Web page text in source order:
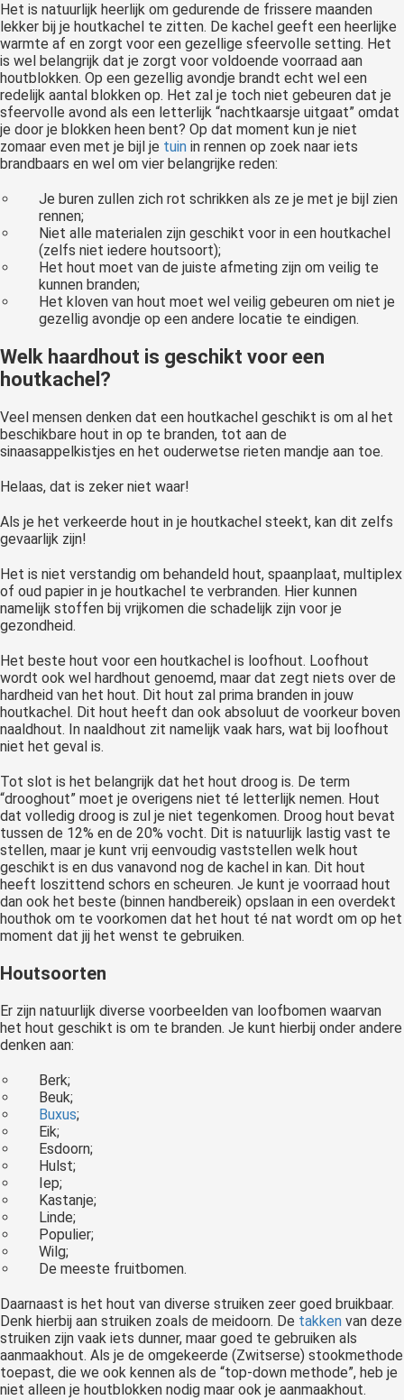
Het is natuurlijk heerlijk om gedurende de frissere maanden
lekker bij je houtkachel te zitten. De kachel geeft een heerlijke
warmte af en zorgt voor een gezellige sfeervolle setting. Het
is wel belangrijk dat je zorgt voor voldoende voorraad aan
houtblokken. Op een gezellig avondje brandt echt wel een
redelijk aantal blokken op. Het zal je toch niet gebeuren dat je
sfeervolle avond als een letterlijk “nachtkaarsje uitgaat” omdat
je door je blokken heen bent? Op dat moment kun je niet
zomaar even met je bijl je tuin in rennen op zoek naar iets
brandbaars en wel om vier belangrijke reden:
Je buren zullen zich rot schrikken als ze je met je bijl zien
rennen;
Niet alle materialen zijn geschikt voor in een houtkachel
(zelfs niet iedere houtsoort);
Het hout moet van de juiste afmeting zijn om veilig te
kunnen branden;
Het kloven van hout moet wel veilig gebeuren om niet je
gezellig avondje op een andere locatie te eindigen.
Welk haardhout is geschikt voor een
houtkachel?
Veel mensen denken dat een houtkachel geschikt is om al het
beschikbare hout in op te branden, tot aan de
sinaasappelkistjes en het ouderwetse rieten mandje aan toe.
Helaas, dat is zeker niet waar!
Als je het verkeerde hout in je houtkachel steekt, kan dit zelfs
gevaarlijk zijn!
Het is niet verstandig om behandeld hout, spaanplaat, multiplex
of oud papier in je houtkachel te verbranden. Hier kunnen
namelijk stoffen bij vrijkomen die schadelijk zijn voor je
gezondheid.
Het beste hout voor een houtkachel is loofhout. Loofhout
wordt ook wel hardhout genoemd, maar dat zegt niets over de
hardheid van het hout. Dit hout zal prima branden in jouw
houtkachel. Dit hout heeft dan ook absoluut de voorkeur boven
naaldhout. In naaldhout zit namelijk vaak hars, wat bij loofhout
niet het geval is.
Tot slot is het belangrijk dat het hout droog is. De term
“drooghout” moet je overigens niet té letterlijk nemen. Hout
dat volledig droog is zul je niet tegenkomen. Droog hout bevat
tussen de 12% en de 20% vocht. Dit is natuurlijk lastig vast te
stellen, maar je kunt vrij eenvoudig vaststellen welk hout
geschikt is en dus vanavond nog de kachel in kan. Dit hout
heeft loszittend schors en scheuren. Je kunt je voorraad hout
dan ook het beste (binnen handbereik) opslaan in een overdekt
houthok om te voorkomen dat het hout té nat wordt om op het
moment dat jij het wenst te gebruiken.
Houtsoorten
Er zijn natuurlijk diverse voorbeelden van loofbomen waarvan
het hout geschikt is om te branden. Je kunt hierbij onder andere
denken aan:
Berk;
Beuk;
Buxus;
Eik;
Esdoorn;
Hulst;
Iep;
Kastanje;
Linde;
Populier;
Wilg;
De meeste fruitbomen.
Daarnaast is het hout van diverse struiken zeer goed bruikbaar.
Denk hierbij aan struiken zoals de meidoorn. De takken van deze
struiken zijn vaak iets dunner, maar goed te gebruiken als
aanmaakhout. Als je de omgekeerde (Zwitserse) stookmethode
toepast, die we ook kennen als de “top-down methode”, heb je
niet alleen je houtblokken nodig maar ook je aanmaakhout.